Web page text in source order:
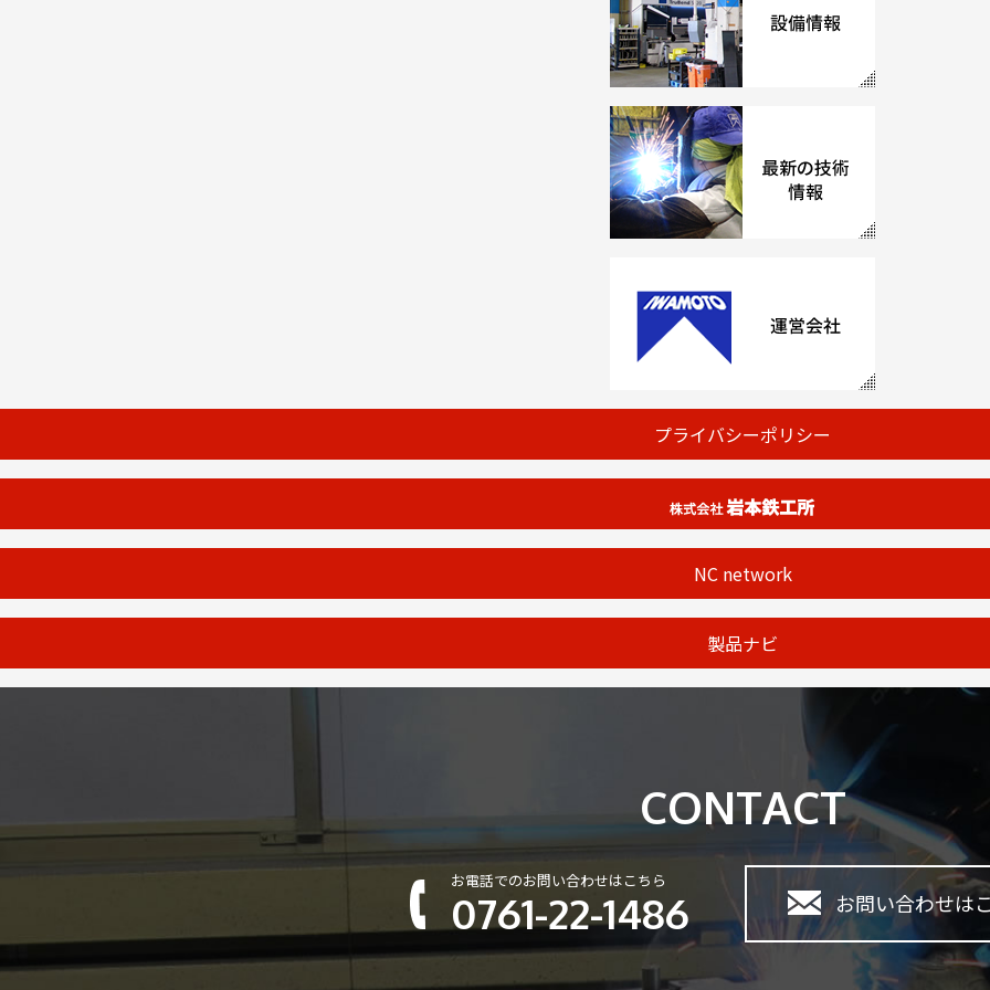
プライバシーポリシー
NC network
製品ナビ
CONTACT
お電話でのお問い合わせはこちら
0761-22-1486 お問い合わせは